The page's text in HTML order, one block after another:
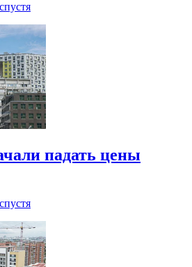
падать цены